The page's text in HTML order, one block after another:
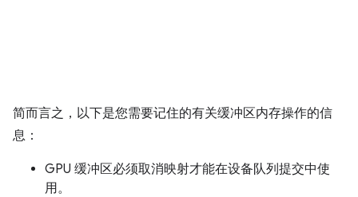
简而言之，以下是您需要记住的有关缓冲区内存操作的信
息：
GPU 缓冲区必须取消映射才能在设备队列提交中使
用。